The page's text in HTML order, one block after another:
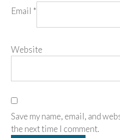
Email *
Website
Save my name, email, and
the next time I comment.